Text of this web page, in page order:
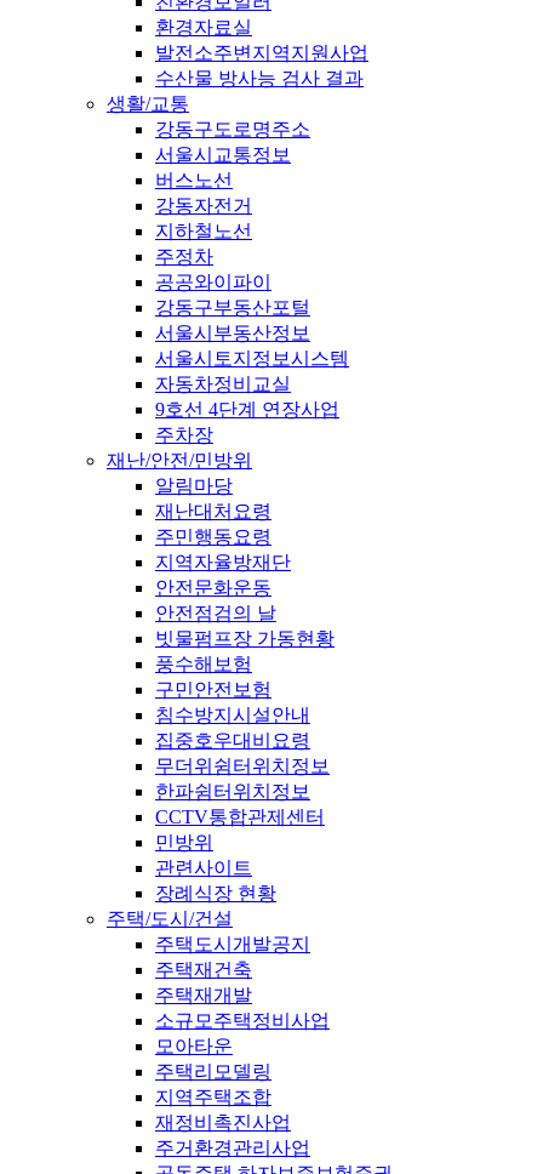
환경자료실
발전소주변지역지원사업
수산물 방사능 검사 결과
생활/교통
강동구도로명주소
서울시교통정보
버스노선
강동자전거
지하철노선
주정차
공공와이파이
강동구부동산포털
서울시부동산정보
서울시토지정보시스템
자동차정비교실
9호선 4단계 연장사업
주차장
재난/안전/민방위
알림마당
재난대처요령
주민행동요령
지역자율방재단
안전문화운동
안전점검의 날
빗물펌프장 가동현황
풍수해보험
구민안전보험
침수방지시설안내
집중호우대비요령
무더위쉼터위치정보
한파쉼터위치정보
CCTV통합관제센터
민방위
관련사이트
장례식장 현황
주택/도시/건설
주택도시개발공지
주택재건축
주택재개발
소규모주택정비사업
모아타운
주택리모델링
지역주택조합
재정비촉진사업
주거환경관리사업